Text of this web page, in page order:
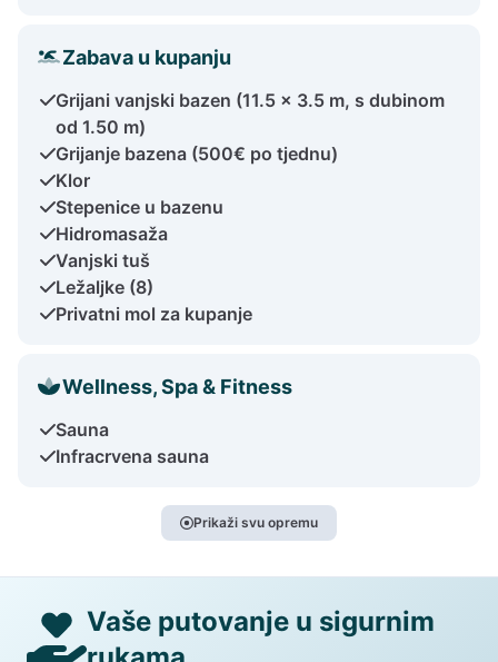
Zabava u kupanju
Grijani vanjski bazen (11.5 x 3.5 m, s dubinom
od 1.50 m)
Grijanje bazena (500€ po tjednu)
Klor
Stepenice u bazenu
Hidromasaža
Vanjski tuš
Ležaljke (8)
Privatni mol za kupanje
Wellness, Spa & Fitness
Sauna
Infracrvena sauna
Prikaži svu opremu
Vaše putovanje u sigurnim